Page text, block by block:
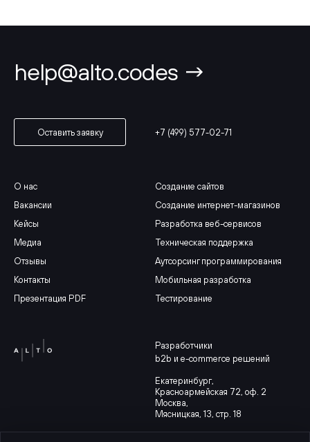
help@alto.codes →
Разработчики
b2b и e-commerce решений
Екатеринбург,
Красноармейская 72, оф. 2
Москва,
Мясницкая, 13, стр. 18
Оставить заявку +7 (499) 577-02-71
О нас
Вакансии
Кейсы
Медиа
Отзывы
Контакты
Презентация PDF
Создание сайтов
Создание интернет-магазинов
Разработка веб-сервисов
Техническая поддержка
Аутсорсинг программирования
Мобильная разработка
Тестирование